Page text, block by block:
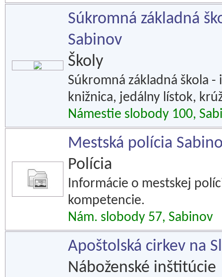
Súkromná základná
Sabinov
Školy
Súkromná základná škola
knižnica, jedálny lístok,
Námestie slobody 100,
Mestská polícia
Polícia
Informácie o mestskej
kompetencie.
Nám. slobody 57, Sabinov
Apoštolská cirkev na
Náboženské inštitúcie